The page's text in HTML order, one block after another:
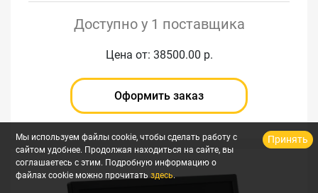
Доступно у 1 поставщика
Цена от: 38500.00 р.
Оформить заказ
Мы используем файлы cookie, чтобы сделать работу с
сайтом удобнее. Продолжая находиться на сайте, вы
соглашаетесь с этим. Подробную информацию о
файлах cookie можно прочитатьздесь.
Принять